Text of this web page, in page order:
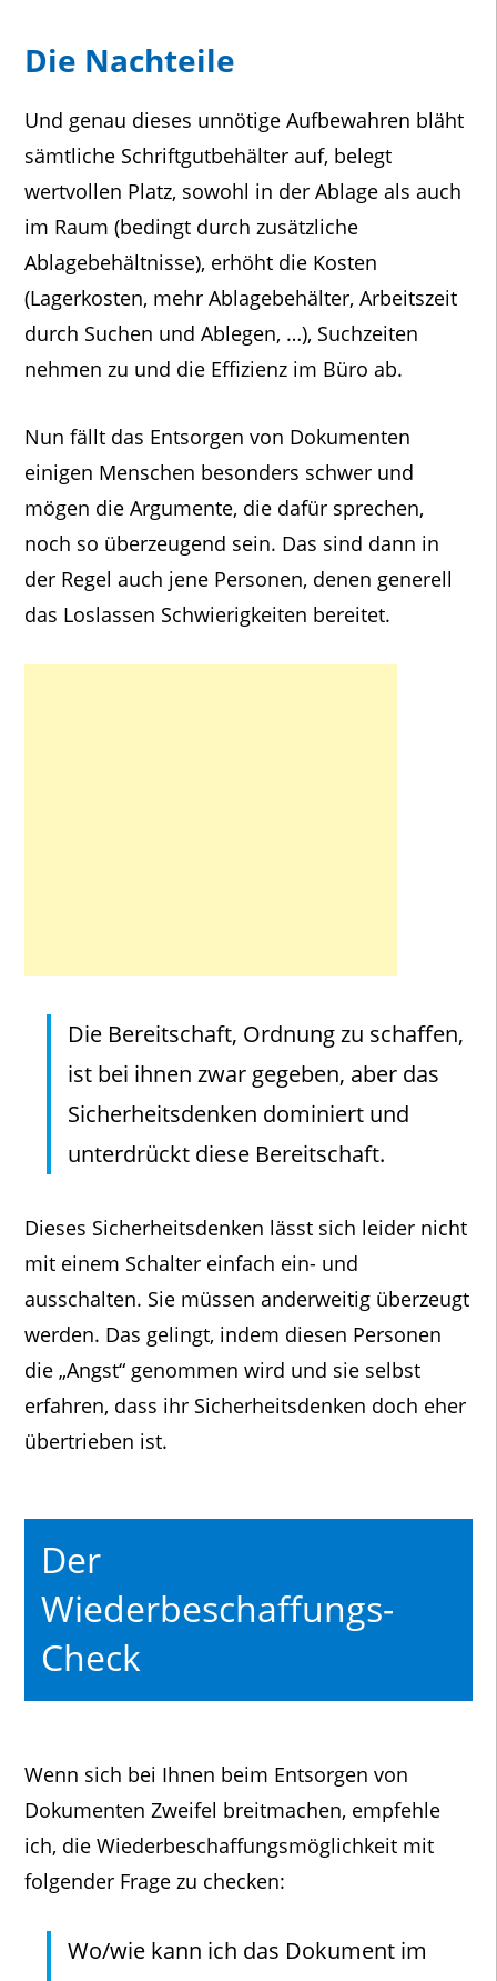
Die Nachteile
Und genau dieses unnötige Aufbewahren bläht
sämtliche Schriftgutbehälter auf, belegt
wertvollen Platz, sowohl in der Ablage als auch
im Raum (bedingt durch zusätzliche
Ablagebehältnisse), erhöht die Kosten
(Lagerkosten, mehr Ablagebehälter, Arbeitszeit
durch Suchen und Ablegen, …), Suchzeiten
nehmen zu und die Effizienz im Büro ab.
Nun fällt das Entsorgen von Dokumenten
einigen Menschen besonders schwer und
mögen die Argumente, die dafür sprechen,
noch so überzeugend sein. Das sind dann in
der Regel auch jene Personen, denen generell
das Loslassen Schwierigkeiten bereitet.
Die Bereitschaft, Ordnung zu schaffen,
ist bei ihnen zwar gegeben, aber das
Sicherheitsdenken dominiert und
unterdrückt diese Bereitschaft.
Dieses Sicherheitsdenken lässt sich leider nicht
mit einem Schalter einfach ein- und
ausschalten. Sie müssen anderweitig überzeugt
werden. Das gelingt, indem diesen Personen
die „Angst“ genommen wird und sie selbst
erfahren, dass ihr Sicherheitsdenken doch eher
übertrieben ist.
Der
Wiederbeschaffungs-
Check
Wenn sich bei Ihnen beim Entsorgen von
Dokumenten Zweifel breitmachen, empfehle
ich, die Wiederbeschaffungsmöglichkeit mit
folgender Frage zu checken:
Wo/wie kann ich das Dokument im